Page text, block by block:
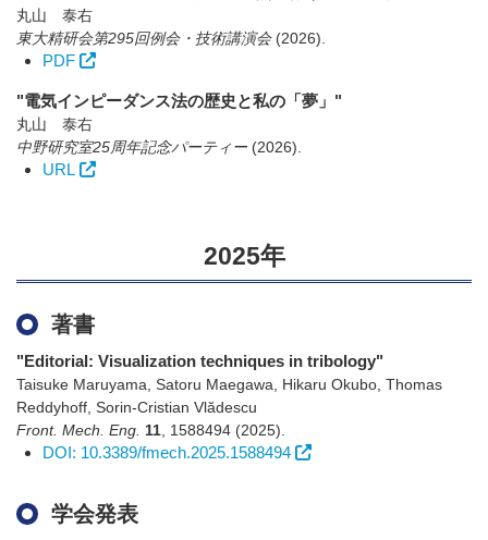
丸山 泰右
東大精研会第295回例会・技術講演会 (2026)
PDF
"電気インピーダンス法の歴史と私の「夢」"
丸山 泰右
中野研究室25周年記念パーティー (2026)
URL
2025年
著書
"Editorial: Visualization techniques in tribology"
Taisuke Maruyama, Satoru Maegawa, Hikaru Okubo, Thomas
Reddyhoff, Sorin-Cristian Vlădescu
Front. Mech. Eng. 11 1588494 (2025)
DOI: 10.3389/fmech.2025.1588494
学会発表